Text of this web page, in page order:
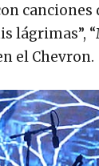
canciones
el Chevron.